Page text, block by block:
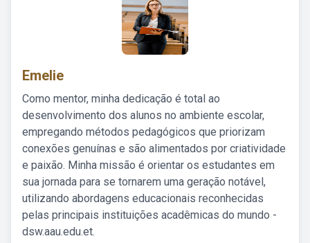
Emelie
Como mentor, minha dedicação é total ao
desenvolvimento dos alunos no ambiente escolar,
empregando métodos pedagógicos que priorizam
conexões genuínas e são alimentados por criatividade
e paixão. Minha missão é orientar os estudantes em
sua jornada para se tornarem uma geração notável,
utilizando abordagens educacionais reconhecidas
pelas principais instituições acadêmicas do mundo -
dsw.aau.edu.et.